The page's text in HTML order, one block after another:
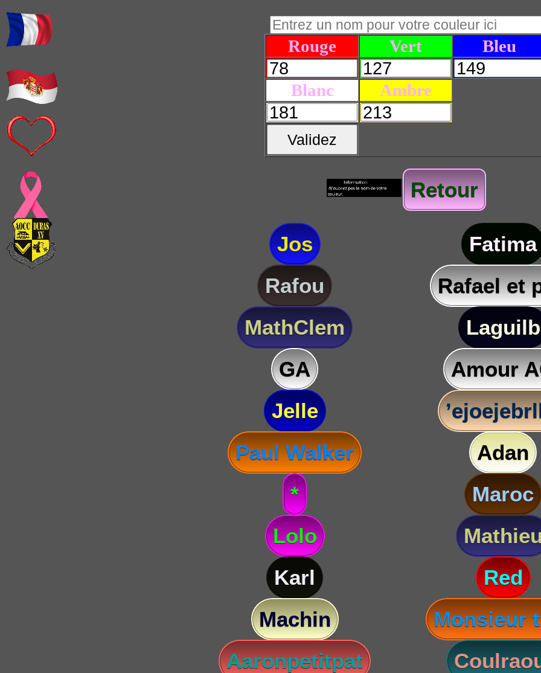
Rouge Vert Bleu
Blanc Ambre
Validez
Retour
Jos
Fatima
Rafou
Rafael et
MathClem
Laguilb
GA
Amour
Jelle
Paul Walker
Adan
*
Maroc
Lolo
Karl
Red
Machin
Monsieur
Aaronpetitpat